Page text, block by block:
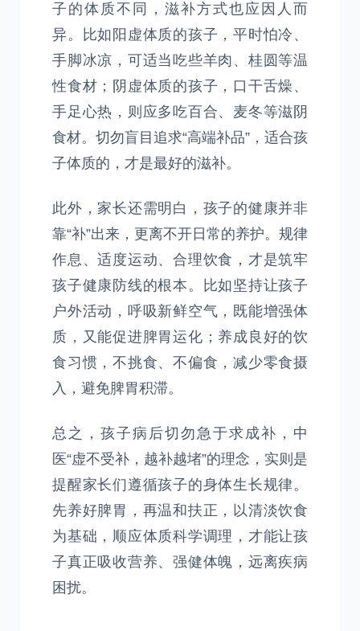
子的体质不同，滋补方式也应因人而
异。比如阳虚体质的孩子，平时怕冷、
手脚冰凉，可适当吃些羊肉、桂圆等温
性食材；阴虚体质的孩子，口干舌燥、
手足心热，则应多吃百合、麦冬等滋阴
食材。切勿盲目追求“高端补品”，适合孩
子体质的，才是最好的滋补。
此外，家长还需明白，孩子的健康并非
靠“补”出来，更离不开日常的养护。规律
作息、适度运动、合理饮食，才是筑牢
孩子健康防线的根本。比如坚持让孩子
户外活动，呼吸新鲜空气，既能增强体
质，又能促进脾胃运化；养成良好的饮
食习惯，不挑食、不偏食，减少零食摄
入，避免脾胃积滞。
总之，孩子病后切勿急于求成补，中
医“虚不受补，越补越堵”的理念，实则是
提醒家长们遵循孩子的身体生长规律。
先养好脾胃，再温和扶正，以清淡饮食
为基础，顺应体质科学调理，才能让孩
子真正吸收营养、强健体魄，远离疾病
困扰。